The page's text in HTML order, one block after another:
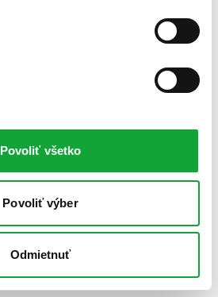
Povoliť všetko
Povoliť výber
Odmietnuť